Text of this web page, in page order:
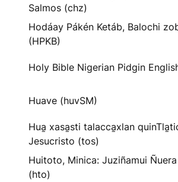
Salmos (chz)
Hodáay Pákén Ketáb, Balochi
(HPKB)
Holy Bible Nigerian Pidgin
Huave (huvSM)
Hua̱ xasa̱sti talacca̱xlan
Jesucristo (tos)
Huitoto, Minica: Juziñamui
(hto)